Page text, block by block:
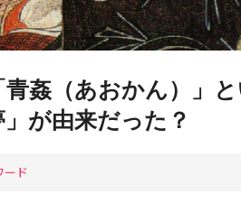
姦（あおかん）」
」が由来だった？
ード